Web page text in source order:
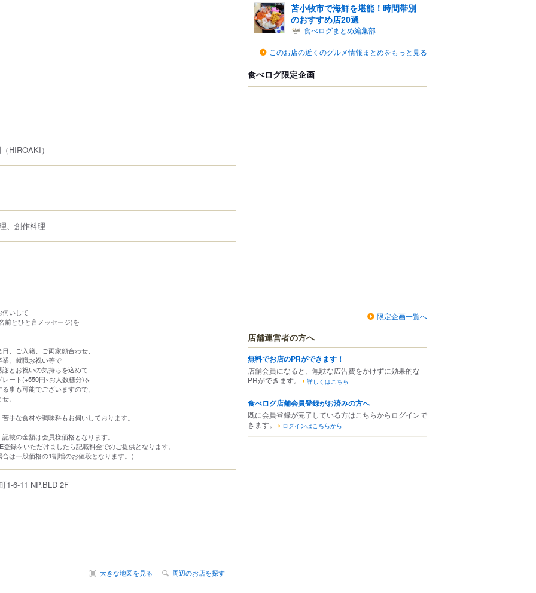
（HIROAKI）
、創作料理
伺いして
前とひと言メッセージ)を
、ご入籍、ご両家顔合わせ、
業、就職お祝い等で
とお祝いの気持ちを込めて
ート(+550円×お人数様分)を
事も可能でございますので、
。
手な食材や調味料もお伺いしております。
載の金額は会員様価格となります。
登録をいただけましたら記載料金でのご提供となります。
合は一般価格の1割増のお値段となります。）
1-6-11 NP.BLD 2F
大きな地図を見る 周辺のお店を探す
苫小牧市で海鮮を堪能！時間帯別
のおすすめ店20選
食べログまとめ編集部
このお店の近くのグルメ情報まとめをもっと見る
食べログ限定企画
限定企画一覧へ
店舗運営者の方へ
無料でお店のPRができます！
店舗会員になると、無駄な広告費をかけずに効果的な
PRができます。
詳しくはこちら
食べログ店舗会員登録がお済みの方へ
既に会員登録が完了している方はこちらからログインで
きます。
ログインはこちらから